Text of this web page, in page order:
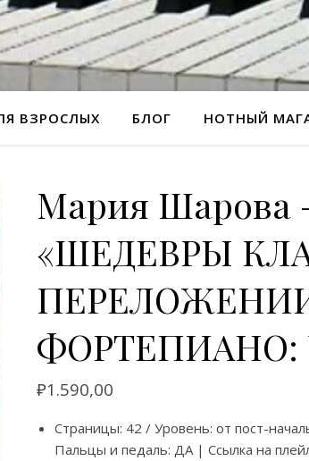
ВЗРОСЛЫХ БЛОГ НОТНЫЙ
Мария Шарова
«ШЕДЕВРЫ
ФОРТЕПИАНО:
₽1.590,00
Страницы: 42 / Уровень: от пост-
Пальцы и педаль: ДА | Ссылка на